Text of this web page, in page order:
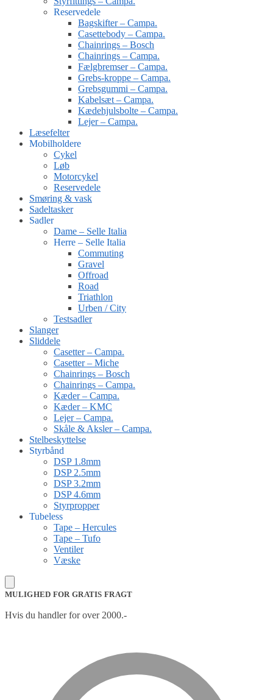
Reservedele
Bagskifter – Campa.
Casettebody – Campa.
Chainrings – Bosch
Chainrings – Campa.
Fælgbremser – Campa.
Grebs-kroppe – Campa.
Grebsgummi – Campa.
Kabelsæt – Campa.
Kædehjulsbolte – Campa.
Lejer – Campa.
Læsefelter
Mobilholdere
Cykel
Løb
Motorcykel
Reservedele
Smøring & vask
Sadeltasker
Sadler
Dame – Selle Italia
Herre – Selle Italia
Commuting
Gravel
Offroad
Road
Triathlon
Urben / City
Testsadler
Slanger
Sliddele
Casetter – Campa.
Casetter – Miche
Chainrings – Bosch
Chainrings – Campa.
Kæder – Campa.
Kæder – KMC
Lejer – Campa.
Skåle & Aksler – Campa.
Stelbeskyttelse
Styrbånd
DSP 1.8mm
DSP 2.5mm
DSP 3.2mm
DSP 4.6mm
Styrpropper
Tubeless
Tape – Hercules
Tape – Tufo
Ventiler
Væske
MULIGHED FOR GRATIS FRAGT
Hvis du handler for over 2000.-